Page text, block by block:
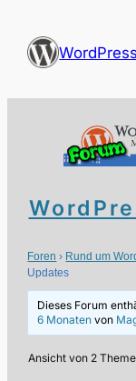
Inhalt
springen
Foren › Rund um
Updates
Dieses Forum
6 Monatenvon
Ansicht von 2